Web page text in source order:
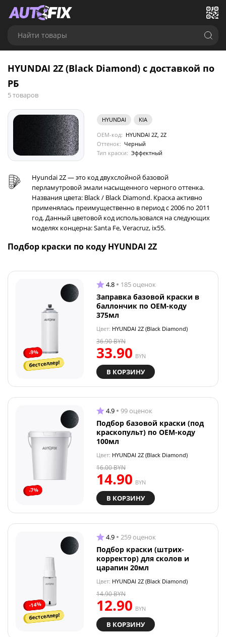
Найти товары
HYUNDAI 2Z (Black Diamond) с доставкой по
РБ
5 товаров
HYUNDAI
KIA
OEM-код: HYUNDAI 2Z, 2Z
Оттенок: Черный
Тип краски: Эффектный
Hyundai 2Z — это код двухслойной базовой
перламутровой эмали насыщенного черного оттенка.
Названия цвета: Black / Black Diamond. Краска активно
применялась преимущественно в период с 2006 по 2011
год. Данный цветовой код использовался на следующих
моделях концерна: Santa Fe, Veracruz, ix55.
Подбор краски по коду HYUNDAI 2Z
-9%
бестселлер!
4.8 185 оценок
Заправка базовой краски в
баллончик по OEM-коду
375мл
Цвет: HYUNDAI 2Z (Black Diamond)
33.90 BYN
36.90BYN
В КОРЗИНУ
-7%
4.9 99 оценок
Подбор базовой краски (под
краскопульт) по OEM-коду
100мл
Цвет: HYUNDAI 2Z (Black Diamond)
14.90 BYN
16.00BYN
В КОРЗИНУ
-14%
бестселлер!
4.9 259 оценок
Подбор краски (штрих-
корректор) для сколов и
царапин 20мл
Цвет: HYUNDAI 2Z (Black Diamond)
12.90 BYN
14.90BYN
В КОРЗИНУ